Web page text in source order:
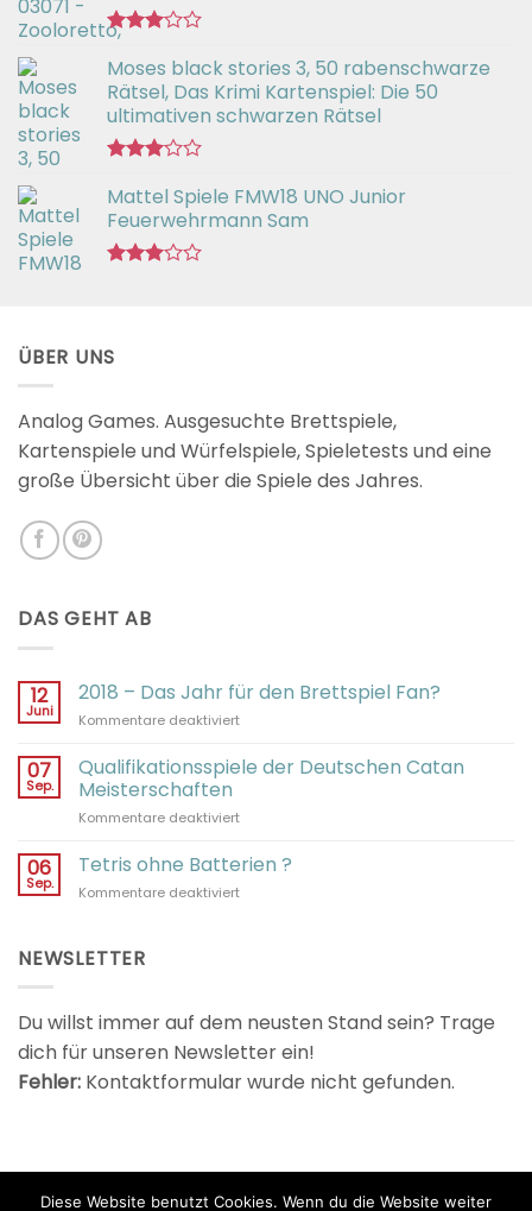
mit
3.02
von 5
Moses black stories 3, 50 rabenschwarze
Rätsel, Das Krimi Kartenspiel: Die 50
ultimativen schwarzen Rätsel
mit
3.00
von 5
Mattel Spiele FMW18 UNO Junior
Feuerwehrmann Sam
ÜBER UNS
Analog Games. Ausgesuchte Brettspiele,
Kartenspiele und Würfelspiele, Spieletests und eine
große Übersicht über die Spiele des Jahres.
DAS GEHT AB
12
Juni
2018 – Das Jahr für den Brettspiel Fan?
Kommentare deaktiviertfür
–
Das
für
Brettspiel
07
Sep.
Qualifikationsspiele der Deutschen Catan
Meisterschaften
Kommentare deaktiviertfür
der
Deutschen
Catan
06
Sep.
Tetris ohne Batterien ?
Kommentare deaktiviertfür
NEWSLETTER
Du willst immer auf dem neusten Stand sein? Trage
dich für unseren Newsletter ein!
Fehler: Kontaktformular wurde nicht gefunden.
Diese Website benutzt Cookies. Wenn du die Website weiter